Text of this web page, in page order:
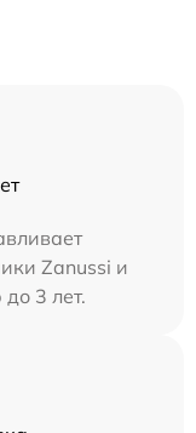
Zanussi и
3 лет.